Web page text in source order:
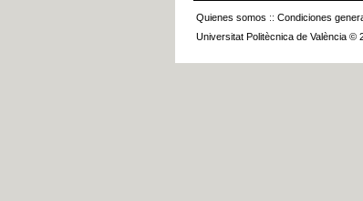
Quienes somos :: Condiciones
Universitat Politècnica de València ©